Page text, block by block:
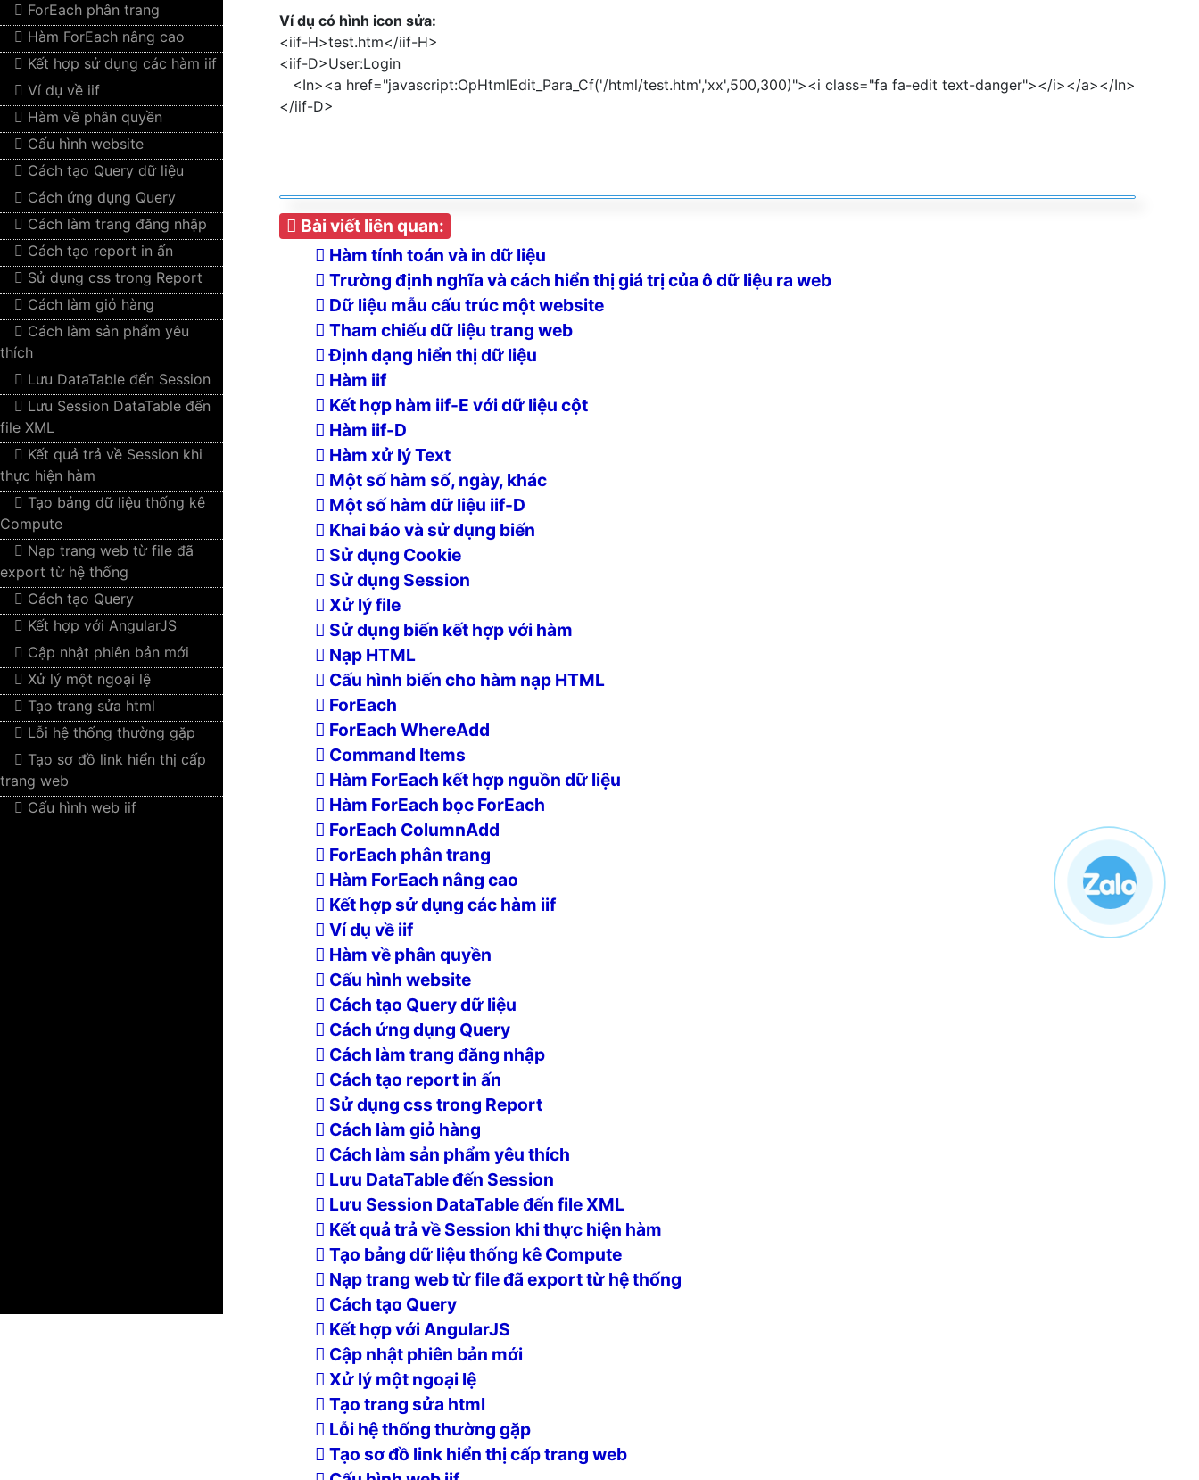
ForEach phân trang
Hàm ForEach nâng cao
Kết hợp sử dụng các hàm iif
Ví dụ về iif
Hàm về phân quyền
Cấu hình website
Cách tạo Query dữ liệu
Cách ứng dụng Query
Cách làm trang đăng nhập
Cách tạo report in ấn
Sử dụng css trong Report
Cách làm giỏ hàng
Cách làm sản phẩm yêu
thích
Lưu DataTable đến Session
Lưu Session DataTable đến
file XML
Kết quả trả về Session khi
thực hiện hàm
Tạo bảng dữ liệu thống kê
Compute
Nạp trang web từ file đã
export từ hệ thống
Cách tạo Query
Kết hợp với AngularJS
Cập nhật phiên bản mới
Xử lý một ngoại lệ
Tạo trang sửa html
Lỗi hệ thống thường gặp
Tạo sơ đồ link hiển thị cấp
trang web
Cấu hình web iif
Ví dụ có hình icon sửa:
<iif-H>test.htm</iif-H>
<iif-D>User:Login
<In><a href="javascript:OpHtmlEdit_Para_Cf('/html/test.htm','xx',500,300)"><i class="fa fa-edit text-danger"></i></a></In>
</iif-D>
Bài viết liên quan:
Hàm tính toán và in dữ liệu
Trường định nghĩa và cách hiển thị giá trị của ô dữ liệu ra web
Dữ liệu mẫu cấu trúc một website
Tham chiếu dữ liệu trang web
Định dạng hiển thị dữ liệu
Hàm iif
Kết hợp hàm iif-E với dữ liệu cột
Hàm iif-D
Hàm xử lý Text
Một số hàm số, ngày, khác
Một số hàm dữ liệu iif-D
Khai báo và sử dụng biến
Sử dụng Cookie
Sử dụng Session
Xử lý file
Sử dụng biến kết hợp với hàm
Nạp HTML
Cấu hình biến cho hàm nạp HTML
ForEach
ForEach WhereAdd
Command Items
Hàm ForEach kết hợp nguồn dữ liệu
Hàm ForEach bọc ForEach
ForEach ColumnAdd
ForEach phân trang
Hàm ForEach nâng cao
Kết hợp sử dụng các hàm iif
Ví dụ về iif
Hàm về phân quyền
Cấu hình website
Cách tạo Query dữ liệu
Cách ứng dụng Query
Cách làm trang đăng nhập
Cách tạo report in ấn
Sử dụng css trong Report
Cách làm giỏ hàng
Cách làm sản phẩm yêu thích
Lưu DataTable đến Session
Lưu Session DataTable đến file XML
Kết quả trả về Session khi thực hiện hàm
Tạo bảng dữ liệu thống kê Compute
Nạp trang web từ file đã export từ hệ thống
Cách tạo Query
Kết hợp với AngularJS
Cập nhật phiên bản mới
Xử lý một ngoại lệ
Tạo trang sửa html
Lỗi hệ thống thường gặp
Tạo sơ đồ link hiển thị cấp trang web